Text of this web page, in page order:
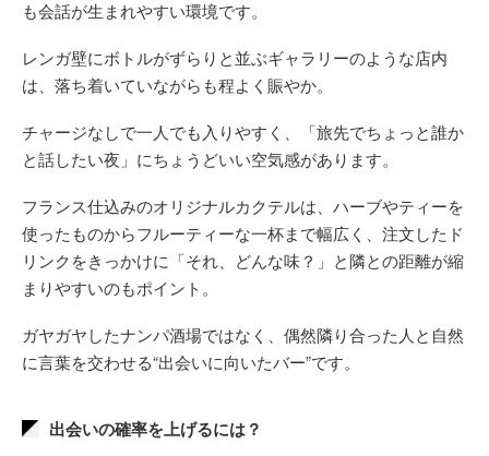
も会話が生まれやすい環境です。
レンガ壁にボトルがずらりと並ぶギャラリーのような店内
は、落ち着いていながらも程よく賑やか。
チャージなしで一人でも入りやすく、「旅先でちょっと誰か
と話したい夜」にちょうどいい空気感があります。
フランス仕込みのオリジナルカクテルは、ハーブやティーを
使ったものからフルーティーな一杯まで幅広く、注文したド
リンクをきっかけに「それ、どんな味？」と隣との距離が縮
まりやすいのもポイント。
ガヤガヤしたナンパ酒場ではなく、偶然隣り合った人と自然
に言葉を交わせる“出会いに向いたバー”です。
出会いの確率を上げるには？